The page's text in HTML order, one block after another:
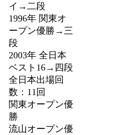
イ→二段
1996年 関東オ
ープン優勝→三
段
2003年 全日本
ベスト16→四段
全日本出場回
数：11回
関東オープン優
勝
流山オープン優